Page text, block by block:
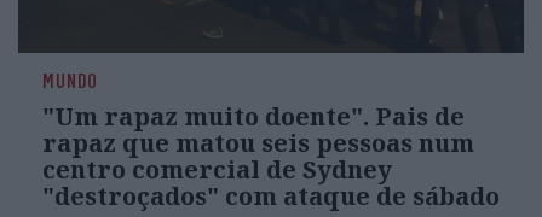
MUNDO
"Um rapaz muito doente". Pais de
rapaz que matou seis pessoas num
centro comercial de Sydney
"destroçados" com ataque de sábado